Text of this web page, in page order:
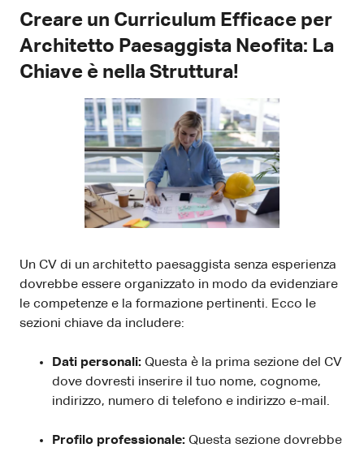
Creare un Curriculum Efficace per
Architetto Paesaggista Neofita: La
Chiave è nella Struttura!
Un CV di un architetto paesaggista senza esperienza
dovrebbe essere organizzato in modo da evidenziare
le competenze e la formazione pertinenti. Ecco le
sezioni chiave da includere:
Dati personali: Questa è la prima sezione del CV
dove dovresti inserire il tuo nome, cognome,
indirizzo, numero di telefono e indirizzo e-mail.
Profilo professionale: Questa sezione dovrebbe